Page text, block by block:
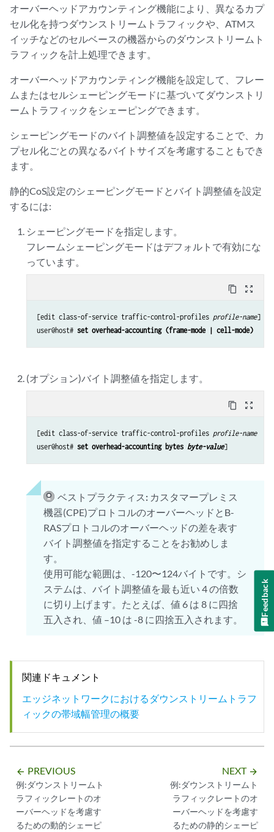
オーバーヘッドアカウンティング機能により、異なるカプ
セル化を持つダウンストリームトラフィックや、ATMス
イッチなどのセルベースの機器からのダウンストリームト
ラフィックを計上処理できます。
オーバーヘッドアカウンティング機能を設定して、フレー
ムまたはセルシェーピングモードに基づいてダウンストリ
ームトラフィックをシェーピングできます。
シェーピングモードのバイト調整値を設定することで、カ
プセル化ごとの異なるバイトサイズを考慮することもでき
ます。
静的CoS設定のシェーピングモードとバイト調整値を設定
するには:
シェーピングモードを指定します。
フレームシェーピングモードはデフォルトで有効にな
っています。
content_copy zoom_out_map
[edit class-of-service traffic-control-profiles profile-name]
user@host# set overhead-accounting (frame-mode | cell-mode)
(オプション)バイト調整値を指定します。
content_copy zoom_out_map
[edit class-of-service traffic-control-profiles profile-name
user@host# set overhead-accounting bytes byte-value
ベストプラクティス: カスタマープレミス
機器(CPE)プロトコルのオーバーヘッドとB-
RASプロトコルのオーバーヘッドの差を表す
バイト調整値を指定することをお勧めしま
す。
使用可能な範囲は、-120〜124バイトです。シ
ステムは、バイト調整値を最も近い 4 の倍数
に切り上げます。たとえば、値 6 は 8 に四捨
五入され、値 –10 は -8 に四捨五入されます。
関連ドキュメント
エッジネットワークにおけるダウンストリームトラフ
ィックの帯域幅管理の概要
arrow_backward PREVIOUS
例:ダウンストリームト
ラフィックレートのオ
ーバーヘッドを考慮す
るための動的シェーピ
NEXT arrow_forward
例:ダウンストリームト
ラフィックレートのオ
ーバーヘッドを考慮す
るための静的シェーピ
Feedback